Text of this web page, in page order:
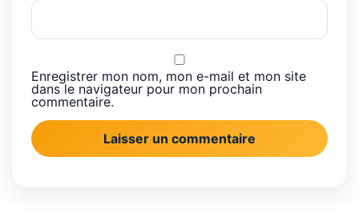
Enregistrer mon nom, mon e-mail et mon site
dans le navigateur pour mon prochain
commentaire.